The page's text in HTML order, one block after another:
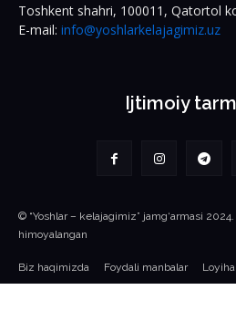
Toshkent shahri, 100011, Qatortol
E-mail: info@yoshlarkelajagimiz.uz
Ijtimoiy
© “Yoshlar – kelajagimiz” jamg‘armasi
himoyalangan
Biz haqimizda Foydali manbalar